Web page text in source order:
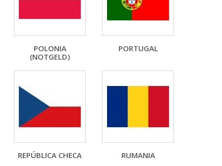
POLONIA
(NOTGELD)
PORTUGAL
REPÚBLICA CHECA RUMANIA